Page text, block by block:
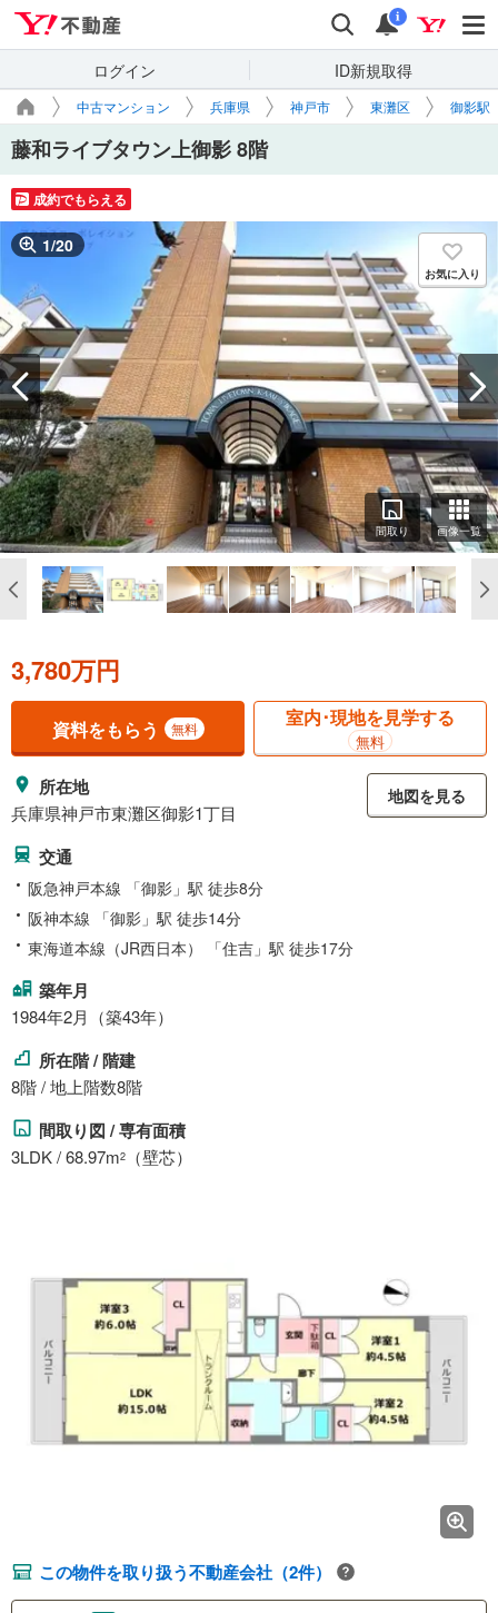
検索 通知
i
ログイン ID新規取得
中古マンション 兵庫県 神戸市 東灘区 御影駅
藤和ライブタウン上御影 8階
成約でもらえる
1/20
お気に入り
間取り 画像一覧
3,780万円
資料をもらう 無料 室内･現地を見学する
無料
所在地
兵庫県神戸市東灘区御影1丁目
地図を見る
交通
阪急神戸本線 「御影」駅 徒歩8分
阪神本線 「御影」駅 徒歩14分
東海道本線（JR西日本） 「住吉」駅 徒歩17分
築年月
1984年2月（築43年）
所在階 / 階建
8階 / 地上階数8階
間取り図 / 専有面積
3LDK / 68.97m2 （壁芯）
この物件を取り扱う不動産会社（2件）